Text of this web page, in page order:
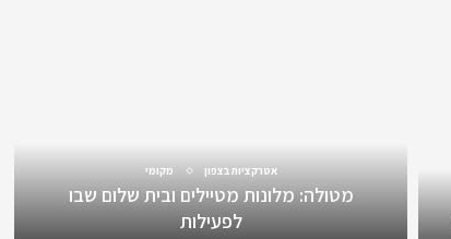
אטרקציות בצפון מקומי
מטולה: מלונות מטיילים ובית שלום שבו
לפעילות